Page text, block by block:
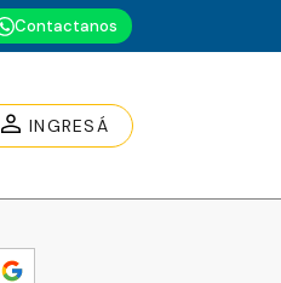
Contactanos
INGRESÁ